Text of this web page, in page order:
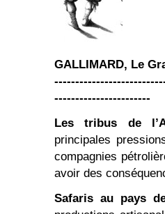
GALLIMARD, Le
-----------------------
Les tribus de
principales
compagnies
avoir des
Safaris au pays